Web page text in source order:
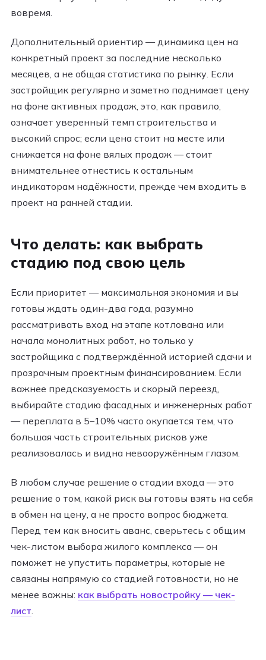
вовремя.
Дополнительный ориентир — динамика цен на
конкретный проект за последние несколько
месяцев, а не общая статистика по рынку. Если
застройщик регулярно и заметно поднимает цену
на фоне активных продаж, это, как правило,
означает уверенный темп строительства и
высокий спрос; если цена стоит на месте или
снижается на фоне вялых продаж — стоит
внимательнее отнестись к остальным
индикаторам надёжности, прежде чем входить в
проект на ранней стадии.
Что делать: как выбрать
стадию под свою цель
Если приоритет — максимальная экономия и вы
готовы ждать один-два года, разумно
рассматривать вход на этапе котлована или
начала монолитных работ, но только у
застройщика с подтверждённой историей сдачи и
прозрачным проектным финансированием. Если
важнее предсказуемость и скорый переезд,
выбирайте стадию фасадных и инженерных работ
— переплата в 5–10% часто окупается тем, что
большая часть строительных рисков уже
реализовалась и видна невооружённым глазом.
В любом случае решение о стадии входа — это
решение о том, какой риск вы готовы взять на себя
в обмен на цену, а не просто вопрос бюджета.
Перед тем как вносить аванс, сверьтесь с общим
чек-листом выбора жилого комплекса — он
поможет не упустить параметры, которые не
связаны напрямую со стадией готовности, но не
менее важны: как выбрать новостройку — чек-
лист